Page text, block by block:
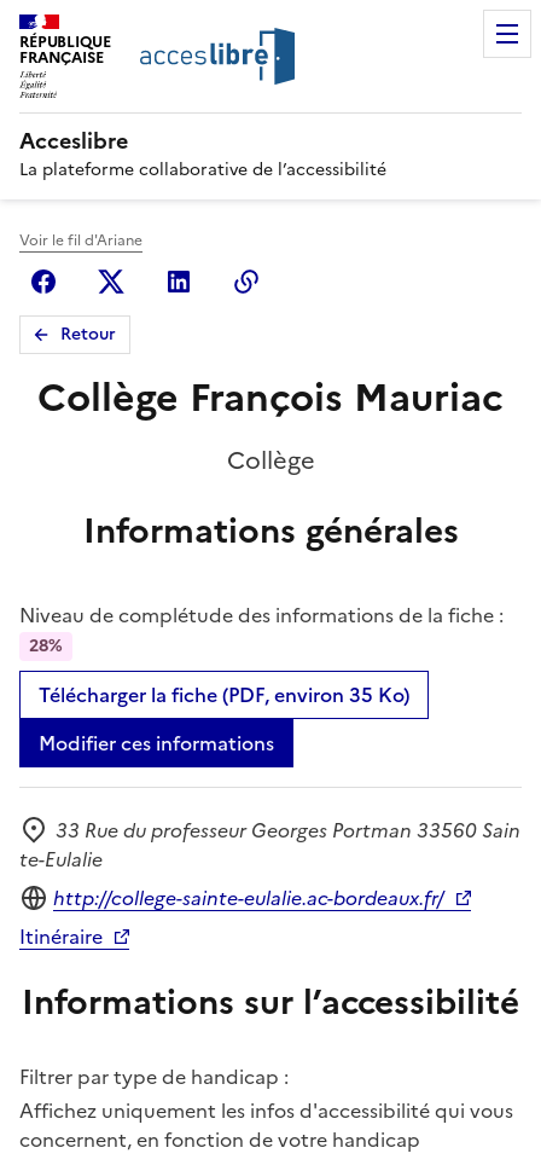
RÉPUBLIQUE
FRANÇAISE
Acceslibre
La plateforme collaborative de l’accessibilité
Voir le fil d'Ariane
FacebookX (anciennement Twitter)
Linkedin
Retour
Collège François Mauriac
Collège
Informations générales
Niveau de complétude des informations de la fiche :
28%
Télécharger la fiche (PDF, environ 35 Ko)
Modifier ces informations
Adresse
33 Rue du professeur Georges Portman 33560 Sain
te-Eulalie
Site internet
http://college-sainte-eulalie.ac-bordeaux.fr/
Itinéraire
Informations sur l’accessibilité
Filtrer par type de handicap :
Affichez uniquement les infos d'accessibilité qui vous
concernent, en fonction de votre handicap